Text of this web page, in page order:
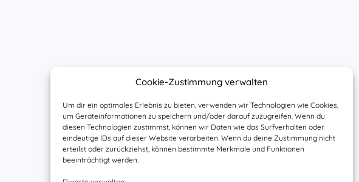
Cookie-Zustimmung verwalten
Um dir ein optimales Erlebnis zu bieten, verwenden wir Technologien wie Cookies,
um Geräteinformationen zu speichern und/oder darauf zuzugreifen. Wenn du
diesen Technologien zustimmst, können wir Daten wie das Surfverhalten oder
eindeutige IDs auf dieser Website verarbeiten. Wenn du deine Zustimmung nicht
erteilst oder zurückziehst, können bestimmte Merkmale und Funktionen
beeinträchtigt werden.